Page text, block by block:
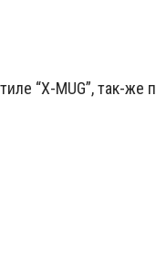
“X-MUG”, так-же